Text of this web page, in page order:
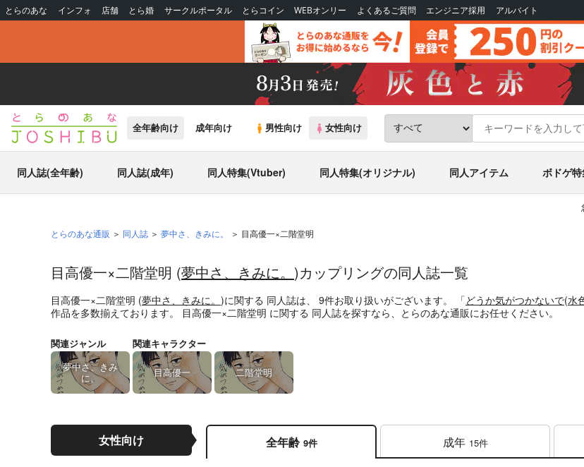
とらのあな インフォ 店舗 とら婚 サークルポータル とらコイン WEBオンリー よくあるご質問 エンジニア採用 アルバイト
全年齢向け 成年向け 男性向け 女性向け
同人誌(全年齢) 同人誌(成年) 同人特集(Vtuber) 同人特集(オリジナル) 同人アイテム ボドゲ
とらのあな通販 同人誌 夢中さ、きみに。 目高優一×二階堂明
目高優一×二階堂明 (夢中さ、きみに。 )カップリングの同人誌一覧
目高優一×二階堂明 (夢中さ、きみに。 )に関する 同人誌は、 9件お取り扱いがございます。 「どうか気がつかないで(水
作品を多数揃えております。 目高優一×二階堂明 に関する 同人誌を探すなら、とらのあな通販にお任せください。
関連ジャンル
夢中さ、きみ
に。
関連キャラクター
目高優一 二階堂明
女性向け 全年齢 9件 成年 15件